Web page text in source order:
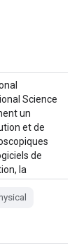
Science
un
et de
de
la